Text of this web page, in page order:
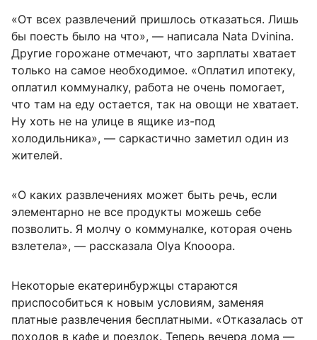
«От всех развлечений пришлось отказаться. Лишь
бы поесть было на что», — написала Nata Dvinina.
Другие горожане отмечают, что зарплаты хватает
только на самое необходимое. «Оплатил ипотеку,
оплатил коммуналку, работа не очень помогает,
что там на еду остается, так на овощи не хватает.
Ну хоть не на улице в ящике из-под
холодильника», — саркастично заметил один из
жителей.
«О каких развлечениях может быть речь, если
элементарно не все продукты можешь себе
позволить. Я молчу о коммуналке, которая очень
взлетела», — рассказала Olya Knooopa.
Некоторые екатеринбуржцы стараются
приспособиться к новым условиям, заменяя
платные развлечения бесплатными. «Отказалась от
походов в кафе и поездок. Теперь вечера дома —